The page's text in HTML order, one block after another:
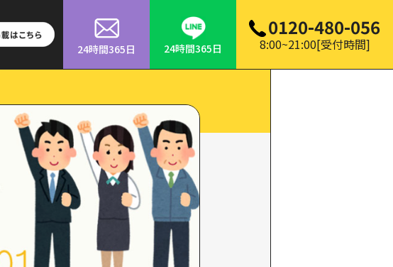
24時間365日
24時間365日
0120-480-056
8:00~21:00[受付時間]